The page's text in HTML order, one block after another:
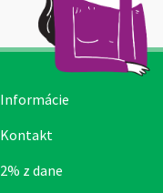
Informácie
Kontakt
2% z dane